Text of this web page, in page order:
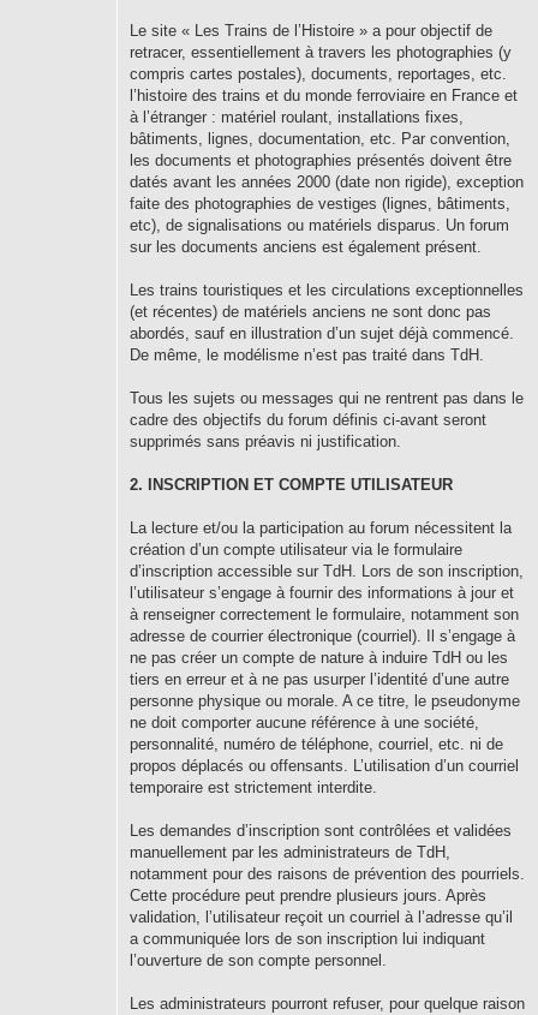
Le site « Les Trains de l’Histoire » a pour objectif de
retracer, essentiellement à travers les photographies (y
compris cartes postales), documents, reportages, etc.
l’histoire des trains et du monde ferroviaire en France et
à l’étranger : matériel roulant, installations fixes,
bâtiments, lignes, documentation, etc. Par convention,
les documents et photographies présentés doivent être
datés avant les années 2000 (date non rigide), exception
faite des photographies de vestiges (lignes, bâtiments,
etc), de signalisations ou matériels disparus. Un forum
sur les documents anciens est également présent.
Les trains touristiques et les circulations exceptionnelles
(et récentes) de matériels anciens ne sont donc pas
abordés, sauf en illustration d’un sujet déjà commencé.
De même, le modélisme n’est pas traité dans TdH.
Tous les sujets ou messages qui ne rentrent pas dans le
cadre des objectifs du forum définis ci-avant seront
supprimés sans préavis ni justification.
2. INSCRIPTION ET COMPTE UTILISATEUR
La lecture et/ou la participation au forum nécessitent la
création d’un compte utilisateur via le formulaire
d’inscription accessible sur TdH. Lors de son inscription,
l’utilisateur s’engage à fournir des informations à jour et
à renseigner correctement le formulaire, notamment son
adresse de courrier électronique (courriel). Il s’engage à
ne pas créer un compte de nature à induire TdH ou les
tiers en erreur et à ne pas usurper l’identité d’une autre
personne physique ou morale. A ce titre, le pseudonyme
ne doit comporter aucune référence à une société,
personnalité, numéro de téléphone, courriel, etc. ni de
propos déplacés ou offensants. L’utilisation d’un courriel
temporaire est strictement interdite.
Les demandes d’inscription sont contrôlées et validées
manuellement par les administrateurs de TdH,
notamment pour des raisons de prévention des pourriels.
Cette procédure peut prendre plusieurs jours. Après
validation, l’utilisateur reçoit un courriel à l’adresse qu’il
a communiquée lors de son inscription lui indiquant
l’ouverture de son compte personnel.
Les administrateurs pourront refuser, pour quelque raison